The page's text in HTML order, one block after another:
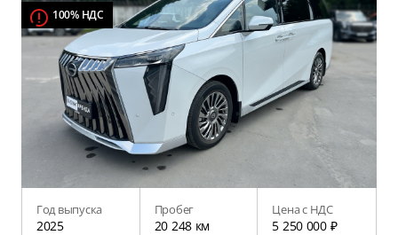
100% НДС
Год выпуска
2025
Пробег
20 248 км
Цена с НДС
5 250 000 ₽